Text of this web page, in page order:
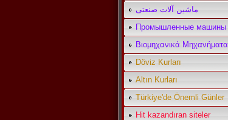
ماشین آلات صنعتی
Промышленные машины
Βιομηχανικά Μηχανήματα
Döviz Kurları
Altın Kurları
Türkiye'de Önemli Günler
Hit kazandıran siteler